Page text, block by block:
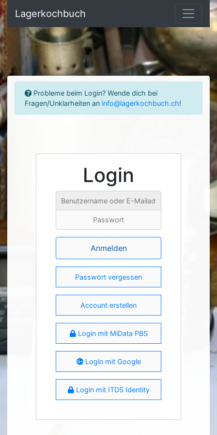
Lagerkochbuch
Probleme beim Login? Wende dich bei
Fragen/Unklarheiten an info@lagerkochbuch.ch!
Login
Anmelden
Passwort vergessen
Account erstellen
Login mit MiData PBS
Login mit Google
Login mit ITDS Identity